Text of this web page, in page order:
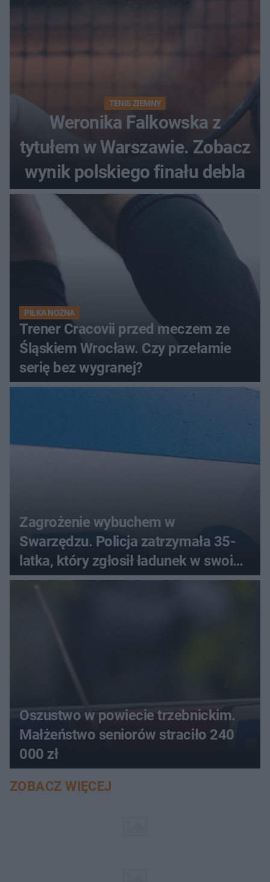
TENIS ZIEMNY
Weronika Falkowska z
tytułem w Warszawie. Zobacz
wynik polskiego finału debla
PIŁKA NOŻNA
Trener Cracovii przed meczem ze
Śląskiem Wrocław. Czy przełamie
serię bez wygranej?
Zagrożenie wybuchem w
Swarzędzu. Policja zatrzymała 35-
latka, który zgłosił ładunek w swoim
aucie
Oszustwo w powiecie trzebnickim.
Małżeństwo seniorów straciło 240
000 zł
ZOBACZ WIĘCEJ